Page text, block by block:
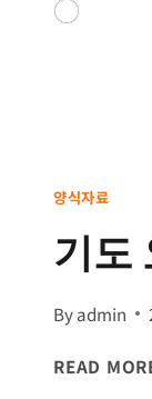
양식자료
기도
Byadmin
READ